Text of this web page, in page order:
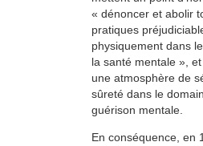
« dénoncer et abolir
pratiques
physiquement dans
la santé mentale »,
une atmosphère de
sûreté dans le
guérison mentale.
En conséquence, en